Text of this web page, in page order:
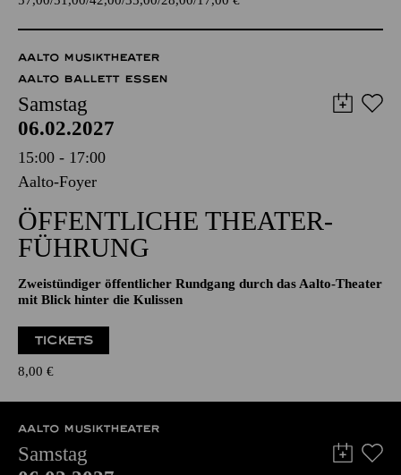
57,00 51,00 42,00 35,00
AALTO MUSIKTHEATER
AALTO BALLETT ESSEN
Samstag
06.02.2027
15:00 - 17:00
Aalto-Foyer
ÖFFENTLICHE THEATER­
FÜHRUNG
Zweistündiger öffentlicher Rundgang durch das Aalto-Theater
mit Blick hinter die Kulissen
8,00 €